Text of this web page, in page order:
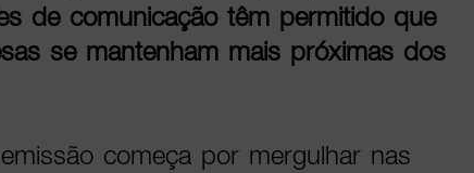
de comunicação têm permitido que
se mantenham mais próximas dos
começa por mergulhar nas